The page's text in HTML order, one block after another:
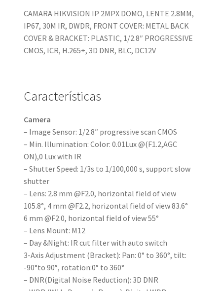
CAMARA HIKVISION IP 2MPX DOMO, LENTE 2.8MM,
IP67, 30M IR, DWDR, FRONT COVER: METAL BACK
COVER & BRACKET: PLASTIC, 1/2.8″ PROGRESSIVE
CMOS, ICR, H.265+, 3D DNR, BLC, DC12V
Características
Camera
– Image Sensor: 1/2.8″ progressive scan CMOS
– Min. Illumination: Color: 0.01Lux @(F1.2,AGC
ON),0 Lux with IR
– Shutter Speed: 1/3s to 1/100,000 s, support slow
shutter
– Lens: 2.8 mm @F2.0, horizontal field of view
105.8°, 4 mm @F2.2, horizontal field of view 83.6°
6 mm @F2.0, horizontal field of view 55°
– Lens Mount: M12
– Day &Night: IR cut filter with auto switch
3-Axis Adjustment (Bracket): Pan: 0° to 360°, tilt:
-90°to 90°, rotation:0° to 360°
– DNR(Digital Noise Reduction): 3D DNR